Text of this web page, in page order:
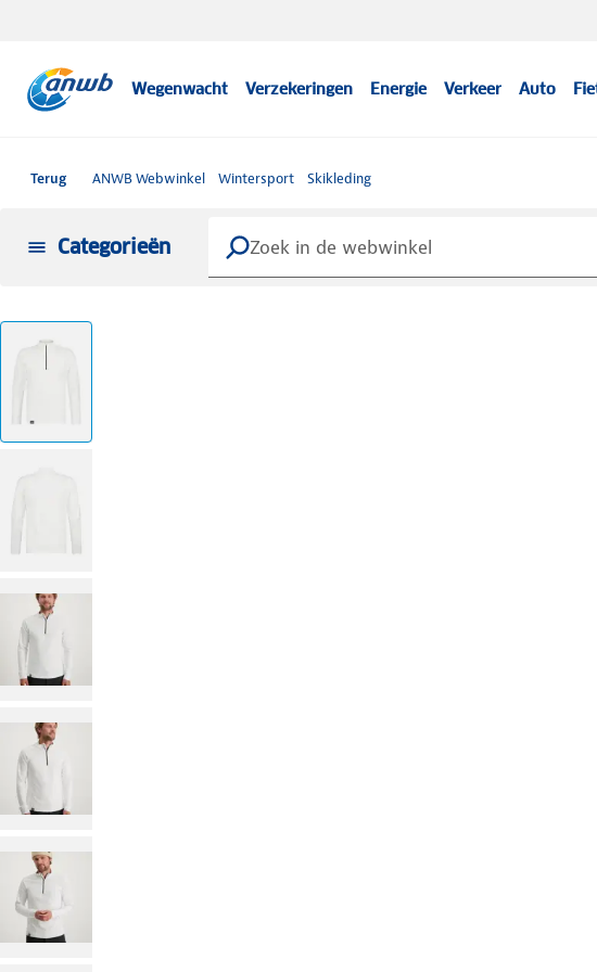
Wegenwacht Verzekeringen Energie Verkeer Auto
Terug ANWB Webwinkel Wintersport Skikleding
Categorieën